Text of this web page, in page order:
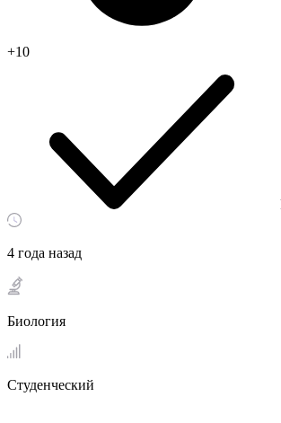
+10
4 года назад
Биология
Студенческий